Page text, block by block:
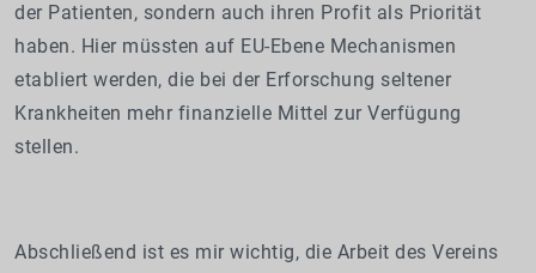
der Patienten, sondern auch ihren Profit als Priorität
haben. Hier müssten auf EU-Ebene Mechanismen
etabliert werden, die bei der Erforschung seltener
Krankheiten mehr finanzielle Mittel zur Verfügung
stellen.
Abschließend ist es mir wichtig, die Arbeit des Vereins